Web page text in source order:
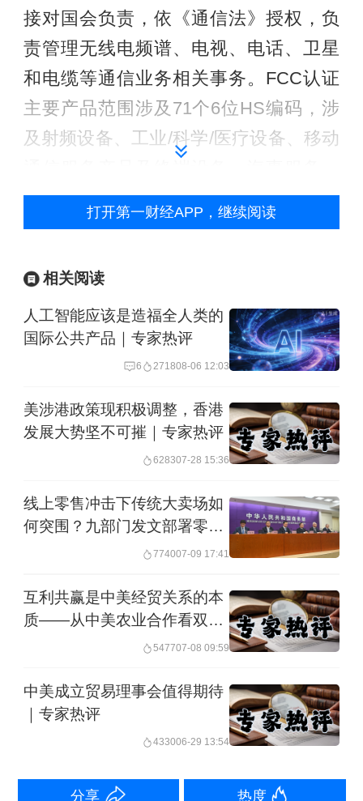
接对国会负责，依《通信法》授权，负
责管理无线电频谱、电视、电话、卫星
和电缆等通信业务相关事务。FCC认证
主要产品范围涉及71个6位HS编码，涉
及射频设备、工业/科学/医疗设备、移动
航空服务、无线电服务、固定微波服务
等相关产品。此番FCC针对中国检测认
中国检测实验室实施的力度最强的一轮
打压。特朗普第二任期任命布伦丹·卡尔
（Brendan Carr）担任FCC新任主席，
其上任伊始遂于2025年3月在FCC内部
成立国家安全委员会，将“对抗中国威
胁”明确定义为其核心使命。同年5月，
FCC全票通过“不良实验室”规则；2025
年9月以来，先后启动多轮执法行动，撤
销重庆信通院、泰尔实验室等15家检测
实验室的认证资质。2026年4月更是计划
面向中国实验室发布全面禁令。这一举
措严重偏离了技术中立原则，将检测认
证领域纳入对华科技脱钩的核心战场。
超150家FCC授权实验室的业务运营，并
对全球电子产业链运行产生冲击。商务
打开第一财经APP，继续阅读
相关阅读
人工智能应该是造福全人类的
国际公共产品｜专家热评
6 271808-06 12:03
美涉港政策现积极调整，香港
发展大势坚不可摧｜专家热评
628307-28 15:36
线上零售冲击下传统大卖场如
何突围？九部门发文部署零售
774007-09 17:41
互利共赢是中美经贸关系的本
质——从中美农业合作看双边
经贸关系前景｜专家热评
547707-08 09:59
中美成立贸易理事会值得期待
｜专家热评
433006-29 13:54
分享 热度